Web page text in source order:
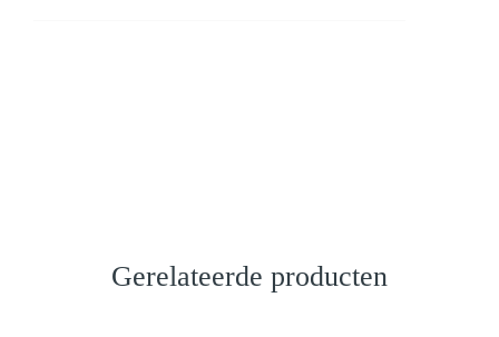
Gerelateerde producten